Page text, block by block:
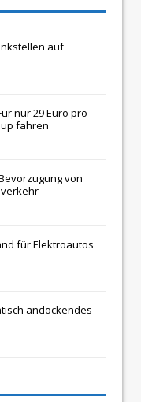
auf
nur 29 Euro pro
fahren
von
für Elektroautos
andockendes